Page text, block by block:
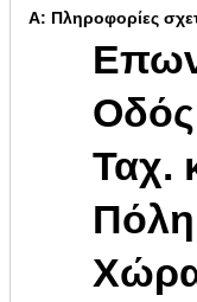
Α: Πληροφορίες
Οδός
Ταχ.